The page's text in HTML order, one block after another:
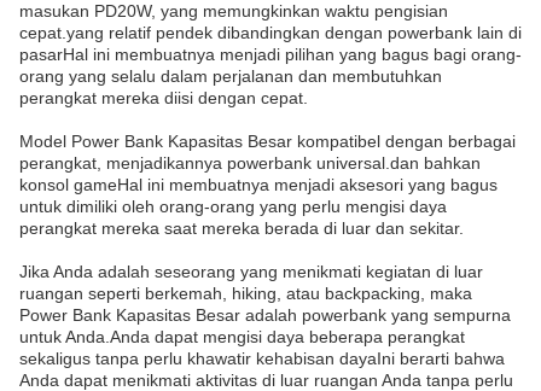
masukan PD20W, yang memungkinkan waktu pengisian
cepat.yang relatif pendek dibandingkan dengan powerbank lain di
pasarHal ini membuatnya menjadi pilihan yang bagus bagi orang-
orang yang selalu dalam perjalanan dan membutuhkan
perangkat mereka diisi dengan cepat.
Model Power Bank Kapasitas Besar kompatibel dengan berbagai
perangkat, menjadikannya powerbank universal.dan bahkan
konsol gameHal ini membuatnya menjadi aksesori yang bagus
untuk dimiliki oleh orang-orang yang perlu mengisi daya
perangkat mereka saat mereka berada di luar dan sekitar.
Jika Anda adalah seseorang yang menikmati kegiatan di luar
ruangan seperti berkemah, hiking, atau backpacking, maka
Power Bank Kapasitas Besar adalah powerbank yang sempurna
untuk Anda.Anda dapat mengisi daya beberapa perangkat
sekaligus tanpa perlu khawatir kehabisan dayaIni berarti bahwa
Anda dapat menikmati aktivitas di luar ruangan Anda tanpa perlu